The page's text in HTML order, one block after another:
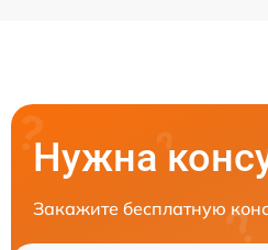
Нужна
Закажите бесплатную